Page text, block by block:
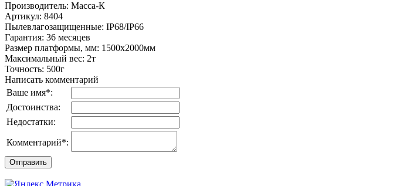
Производитель: Масса-К
Артикул: 8404
Пылевлагозащищенные: IP68/IP66
Гарантия: 36 месяцев
Размер платформы, мм: 1500х2000мм
Максимальный вес: 2т
Точность: 500г
Написать комментарий
Ваше имя*:
Достоинства:
Недостатки:
Комментарий*: